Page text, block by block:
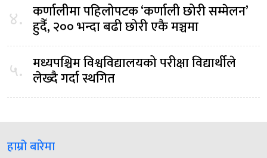
४. कर्णालीमा पहिलोपटक ‘कर्णाली छोरी सम्मेलन’
हुदैँ, २०० भन्दा बढी छोरी एकै मञ्चमा
५. मध्यपश्चिम विश्वविद्यालयको परीक्षा विद्यार्थीले
लेख्दै गर्दा स्थगित
हाम्रो बारेमा